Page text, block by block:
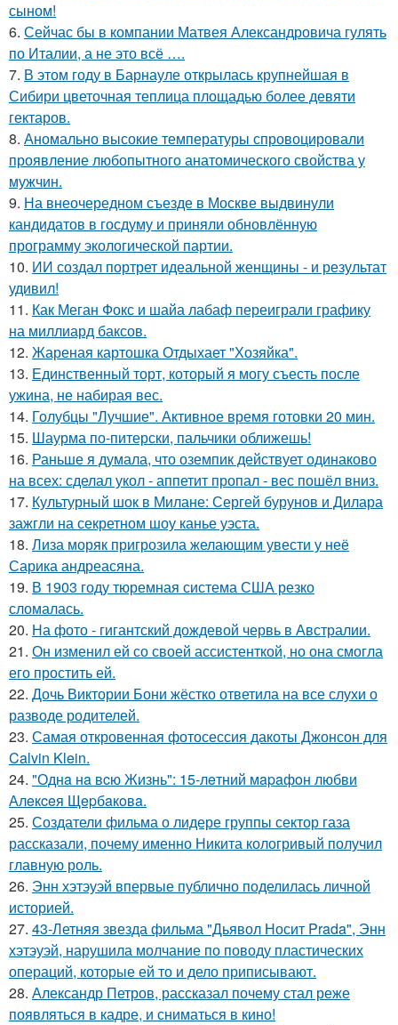
сыном!
6. Сейчас бы в компании Матвея Александровича гулять
по Италии, а не это всё ….
7. В этом году в Барнауле открылась крупнейшая в
Сибири цветочная теплица площадью более девяти
гектаров.
8. Аномально высокие температуры спровоцировали
проявление любопытного анатомического свойства у
мужчин.
9. На внеочередном съезде в Москве выдвинули
кандидатов в госдуму и приняли обновлённую
программу экологической партии.
10. ИИ создал портрет идеальной женщины - и результат
удивил!
11. Как Меган Фокс и шайа лабаф переиграли графику
на миллиард баксов.
12. Жареная картошка Отдыхает "Хозяйка".
13. Единственный торт, который я могу съесть после
ужина, не набирая вес.
14. Голубцы "Лучшие". Активное время готовки 20 мин.
15. Шаурма по-питерски, пальчики оближешь!
16. Раньше я думала, что оземпик действует одинаково
на всех: сделал укол - аппетит пропал - вес пошёл вниз.
17. Культурный шок в Милане: Сергей бурунов и Дилара
зажгли на секретном шоу канье уэста.
18. Лиза моряк пригрозила желающим увести у неё
Сарика андреасяна.
19. В 1903 году тюремная система США резко
сломалась.
20. На фото - гигантский дождевой червь в Австралии.
21. Он изменил ей со своей ассистенткой, но она смогла
его простить ей.
22. Дочь Виктории Бони жёстко ответила на все слухи о
разводе родителей.
23. Самая откровенная фотосессия дакоты Джонсон для
Calvin Klein.
24. "Однa нa вcю Жизнь": 15-лeтний мapaфoн любви
Алeкceя Щepбaкoвa.
25. Создатели фильма о лидере группы сектор газа
рассказали, почему именно Никита кологривый получил
главную роль.
26. Энн хэтэуэй впервые публично поделилась личной
историей.
27. 43-Летняя звезда фильма "Дьявол Носит Prada", Энн
хэтэуэй, нарушила молчание по поводу пластических
операций, которые ей то и дело приписывают.
28. Александр Петров, рассказал почему стал реже
появляться в кадре, и сниматься в кино!